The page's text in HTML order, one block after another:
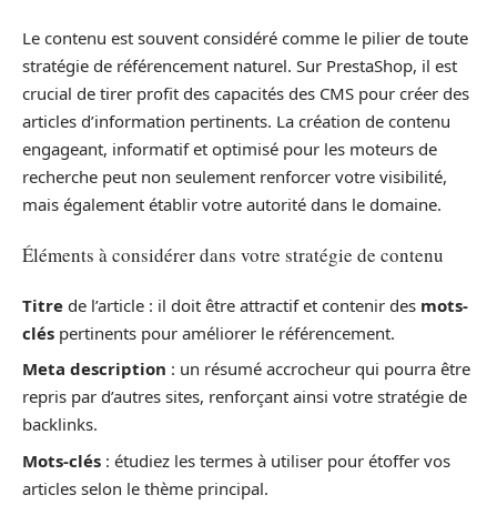
Le contenu est souvent considéré comme le pilier de toute
stratégie de référencement naturel. Sur PrestaShop, il est
crucial de tirer profit des capacités des CMS pour créer des
articles d’information pertinents. La création de contenu
engageant, informatif et optimisé pour les moteurs de
recherche peut non seulement renforcer votre visibilité,
mais également établir votre autorité dans le domaine.
Éléments à considérer dans votre stratégie de contenu
Titre de l’article : il doit être attractif et contenir des mots-
clés pertinents pour améliorer le référencement.
Meta description : un résumé accrocheur qui pourra être
repris par d’autres sites, renforçant ainsi votre stratégie de
backlinks.
Mots-clés : étudiez les termes à utiliser pour étoffer vos
articles selon le thème principal.